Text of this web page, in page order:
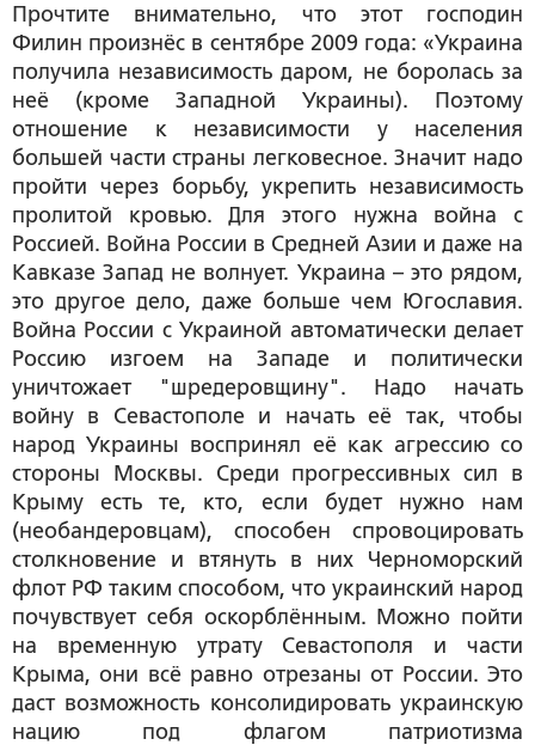
Прочтите внимательно, что этот господин
Филин произнёс в сентябре 2009 года: «Украина
получила независимость даром, не боролась за
неё (кроме Западной Украины). Поэтому
отношение к независимости у населения
большей части страны легковесное. Значит надо
пройти через борьбу, укрепить независимость
пролитой кровью. Для этого нужна война с
Россией. Война России в Средней Азии и даже на
Кавказе Запад не волнует. Украина – это рядом,
это другое дело, даже больше чем Югославия.
Война России с Украиной автоматически делает
Россию изгоем на Западе и политически
уничтожает "шредеровщину". Надо начать
войну в Севастополе и начать её так, чтобы
народ Украины воспринял её как агрессию со
стороны Москвы. Среди прогрессивных сил в
Крыму есть те, кто, если будет нужно нам
(необандеровцам), способен спровоцировать
столкновение и втянуть в них Черноморский
флот РФ таким способом, что украинский народ
почувствует себя оскорблённым. Можно пойти
на временную утрату Севастополя и части
Крыма, они всё равно отрезаны от России. Это
даст возможность консолидировать украинскую
нацию под флагом патриотизма